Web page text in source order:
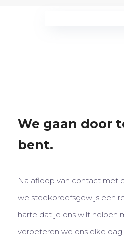
We gaan door
bent.
Na afloop van contact met
we steekproefsgewijs een
harte dat je ons wilt helpen
verbeteren we ons elke